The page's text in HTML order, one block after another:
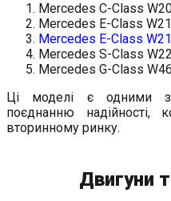
Mercedes C-Class
Mercedes E-Class
Mercedes E-Class
Mercedes S-Class
Mercedes G-Class
Ці моделі є одними з
поєднанню надійності,
вторинному ринку.
Двигуни